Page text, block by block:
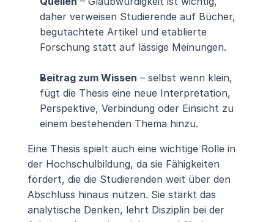
daher verweisen Studierende auf Bücher,
begutachtete Artikel und etablierte
Forschung statt auf lässige Meinungen.
Beitrag zum Wissen – selbst wenn klein,
fügt die Thesis eine neue Interpretation,
Perspektive, Verbindung oder Einsicht zu
einem bestehenden Thema hinzu.
Eine Thesis spielt auch eine wichtige Rolle in
der Hochschulbildung, da sie Fähigkeiten
fördert, die die Studierenden weit über den
Abschluss hinaus nutzen. Sie stärkt das
analytische Denken, lehrt Disziplin bei der